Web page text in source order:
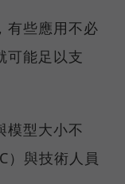
有些應用不必
可能足以支
模型大小不
）與技術人員